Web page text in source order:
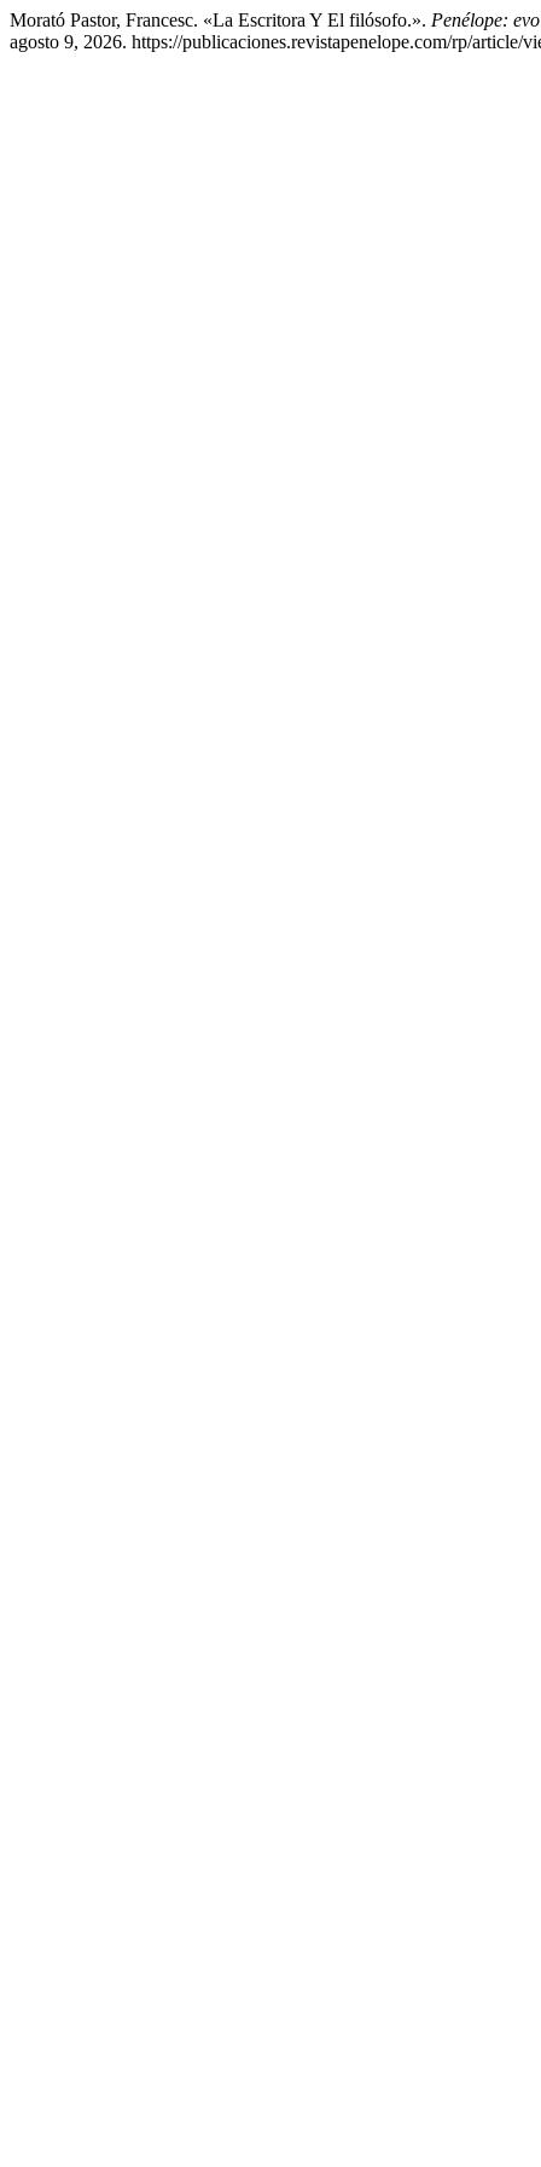
Morató Pastor, Francesc. «La Escritora Y El filósofo.». Penélope:
agosto 9, 2026. https://publicaciones.revistapenelope.com/rp/article/